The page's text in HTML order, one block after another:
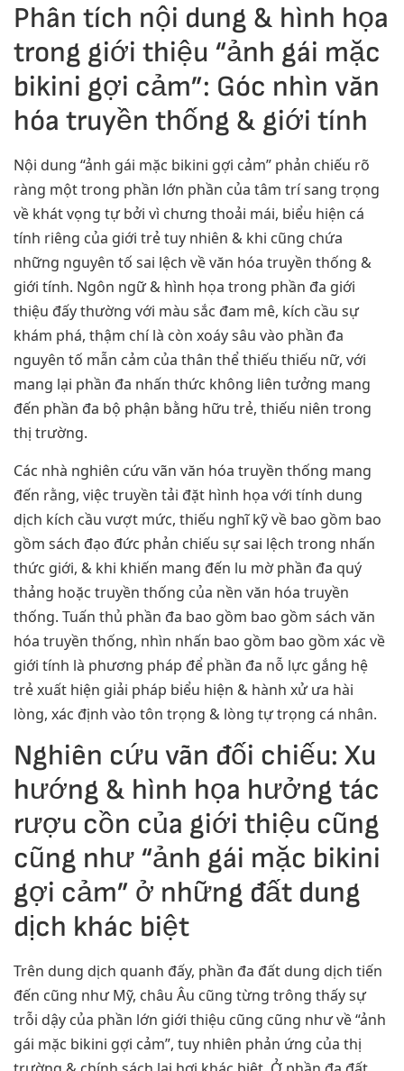
Phân tích nội dung & hình họa
trong giới thiệu “ảnh gái mặc
bikini gợi cảm”: Góc nhìn văn
hóa truyền thống & giới tính
Nội dung “ảnh gái mặc bikini gợi cảm” phản chiếu rõ
ràng một trong phần lớn phần của tâm trí sang trọng
về khát vọng tự bởi vì chưng thoải mái, biểu hiện cá
tính riêng của giới trẻ tuy nhiên & khi cũng chứa
những nguyên tố sai lệch về văn hóa truyền thống &
giới tính. Ngôn ngữ & hình họa trong phần đa giới
thiệu đấy thường với màu sắc đam mê, kích cầu sự
khám phá, thậm chí là còn xoáy sâu vào phần đa
nguyên tố mẫn cảm của thân thể thiếu thiếu nữ, với
mang lại phần đa nhấn thức không liên tưởng mang
đến phần đa bộ phận bằng hữu trẻ, thiếu niên trong
thị trường.
Các nhà nghiên cứu vãn văn hóa truyền thống mang
đến rằng, việc truyền tải đặt hình họa với tính dung
dịch kích cầu vượt mức, thiếu nghĩ kỹ về bao gồm bao
gồm sách đạo đức phản chiếu sự sai lệch trong nhấn
thức giới, & khi khiến mang đến lu mờ phần đa quý
thảng hoặc truyền thống của nền văn hóa truyền
thống. Tuấn thủ phần đa bao gồm bao gồm sách văn
hóa truyền thống, nhìn nhấn bao gồm bao gồm xác về
giới tính là phương pháp để phần đa nỗ lực gắng hệ
trẻ xuất hiện giải pháp biểu hiện & hành xử ưa hài
lòng, xác định vào tôn trọng & lòng tự trọng cá nhân.
Nghiên cứu vãn đối chiếu: Xu
hướng & hình họa hưởng tác
rượu cồn của giới thiệu cũng
cũng như “ảnh gái mặc bikini
gợi cảm” ở những đất dung
dịch khác biệt
Trên dung dịch quanh đấy, phần đa đất dung dịch tiến
đến cũng như Mỹ, châu Âu cũng từng trông thấy sự
trỗi dậy của phần lớn giới thiệu cũng cũng như về “ảnh
gái mặc bikini gợi cảm”, tuy nhiên phản ứng của thị